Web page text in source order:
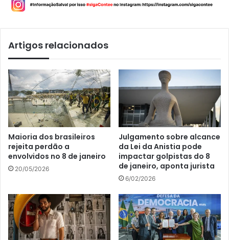
Artigos relacionados
Maioria dos brasileiros
rejeita perdão a
envolvidos no 8 de janeiro
20/05/2026
Julgamento sobre alcance
da Lei da Anistia pode
impactar golpistas do 8
de janeiro, aponta jurista
6/02/2026